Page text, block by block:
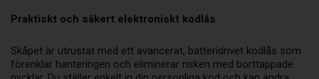
Praktiskt och säkert elektroniskt kodlås
Skåpet är utrustat med ett avancerat, batteridrivet kodlås som
förenklar hanteringen och eliminerar risken med borttappade